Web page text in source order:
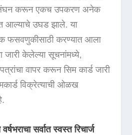
करून एकच उपकरण अनेक
आल्याचे उघड झाले. या
फसवणुकीसाठी करण्यात आला
जारी केलेल्या सूचनांमध्ये,
वापर करून सिम कार्ड जारी
विक्रेत्याची ओळख
सर्वात स्वस्त रिचार्ज